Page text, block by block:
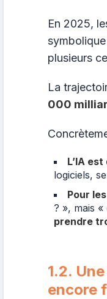
En 2025,
symbolique
plusieurs
La
000
L’IA
logiciels,
Pour
? », mais «
prendre
1.2.
encore